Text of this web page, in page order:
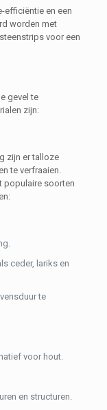
efficiëntie en een
worden met
voor een
gevel te
zijn:
zijn er talloze
te verfraaien.
populaire soorten
ceder, lariks en
te
voor hout.
en structuren.